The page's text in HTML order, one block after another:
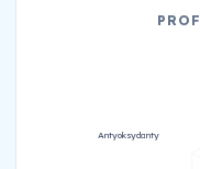
Antyoksydanty